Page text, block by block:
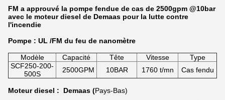
FM a approuvé la pompe fendue de cas de 2500gpm @10bar
avec le moteur diesel de Demaas pour la lutte contre
l'incendie
Pompe : UL /FM du feu de nanomètre
Modèle Capacité Tête Vitesse
Type
SCF250-200-
500S
2500GPM 10BAR 1760 t/mn Cas fendu
Moteur diesel : Demaas (Pays-Bas)